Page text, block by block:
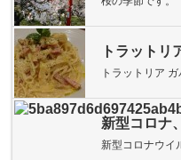
トラットリア
新型コロナ
新型コロナウ